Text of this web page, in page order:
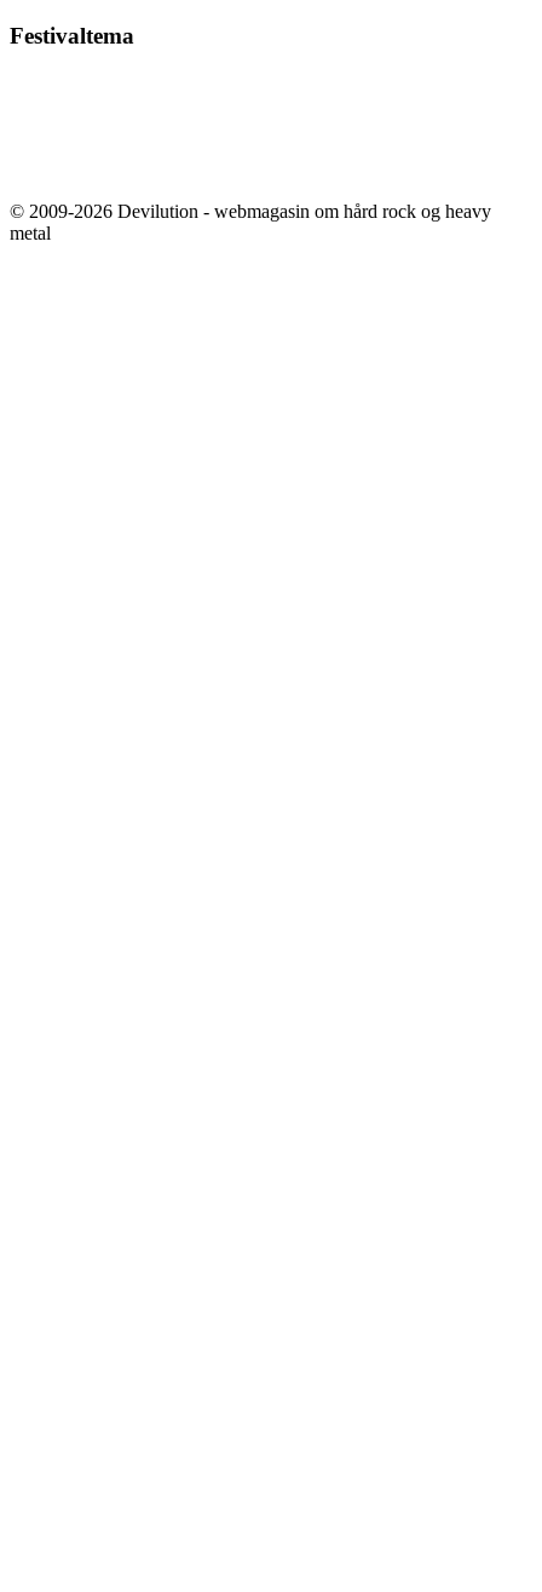
Festivaltema
© 2009-2026 Devilution - webmagasin om hård rock og heavy
metal